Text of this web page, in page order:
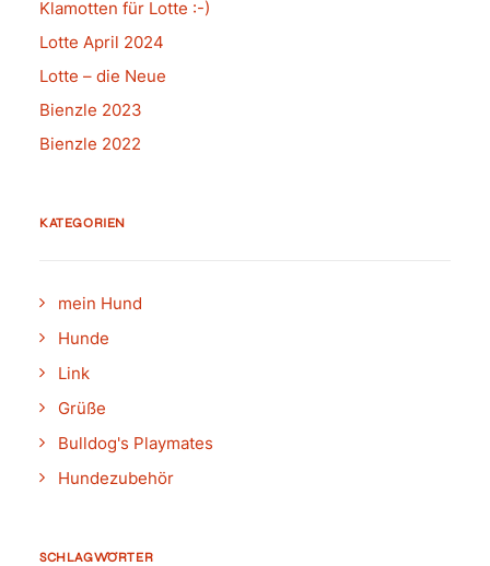
Klamotten für Lotte :-)
Lotte April 2024
Lotte – die Neue
Bienzle 2023
Bienzle 2022
KATEGORIEN
mein Hund
Hunde
Link
Grüße
Bulldog's Playmates
Hundezubehör
SCHLAGWÖRTER